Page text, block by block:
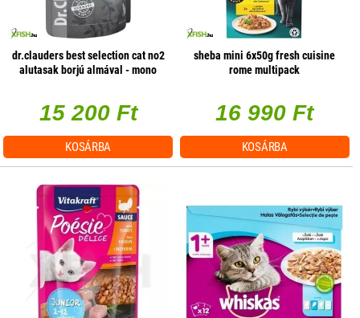
dr.clauders best selection cat no2
alutasak borjú almával - mono
15 200 Ft
KOSÁRBA
sheba mini 6x50g fresh cuisine
rome multipack
16 990 Ft
KOSÁRBA